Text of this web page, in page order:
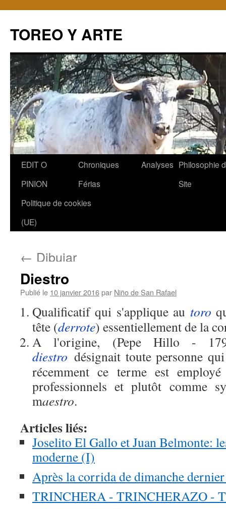
TOREO Y ARTE
Aller
contenu
EDIT O
PINION
Chroniques
Férias
Analyses Philosophie
Site
Politique de cookies
(UE)
← Dibujar
Diestro
Publié le 10 janvier 2016par Niño de San Rafael
Qualificatif qui s'applique au toro
tête (derrote) essentiellement de la
A l'origine, (Pepe Hillo -
diestro désignait toute personne
récemment ce terme est
professionnels et plutôt comme
maestro.
Articles liés:
Joselito El Gallo et Juan Belmonte:
moderne (I)
Après la corrida de dimanche
TRINCHERA - TRINCHERAZO -